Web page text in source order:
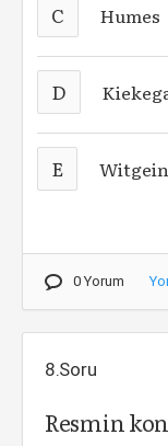
C Humes
D
E
0 Yorum
8.Soru
Resmin